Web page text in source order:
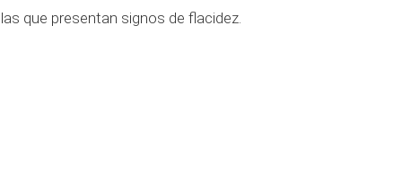
que presentan signos de flacidez.